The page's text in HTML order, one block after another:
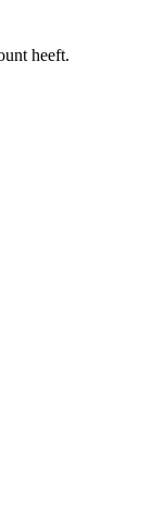
heeft.